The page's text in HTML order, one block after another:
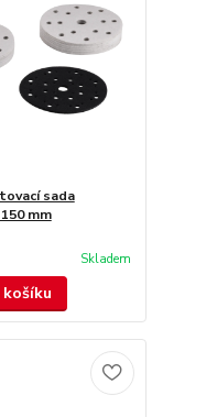
sada
mm
Skladem